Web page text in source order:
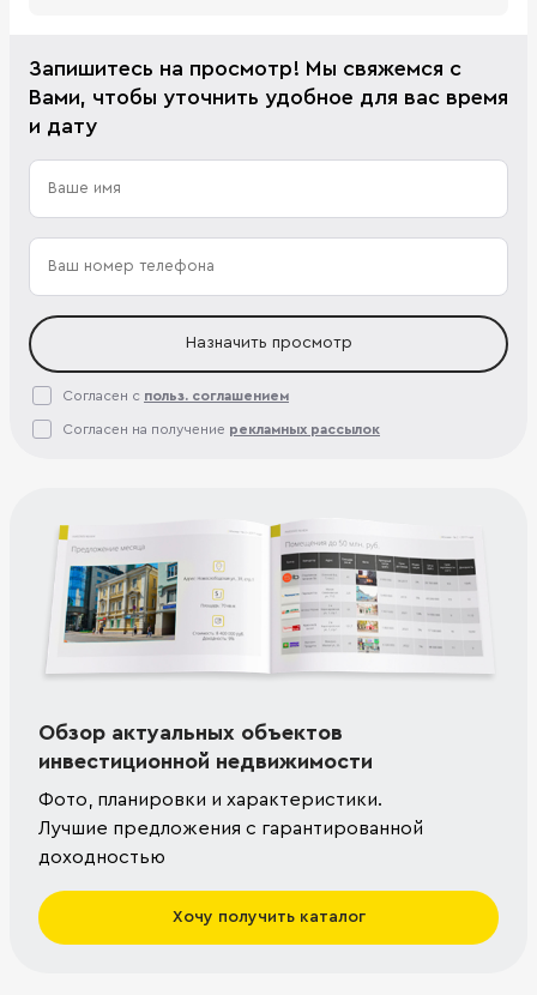
Запишитесь на просмотр! Мы свяжемся с
Вами, чтобы уточнить удобное для вас время
и дату
Назначить просмотр
Согласен с польз. соглашением
Согласен на получение рекламных рассылок
Обзор актуальных объектов
инвестиционной недвижимости
Фото, планировки и характеристики.
Лучшие предложения с гарантированной
доходностью
Хочу получить каталог